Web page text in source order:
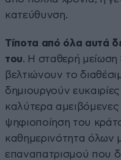
κατεύθυνση.
Τίποτα από όλα αυτά
του. Η σταθερή
βελτιώνουν το
δημιουργούν
καλύτερα αμειβόμενες
ψηφιοποίηση του
καθημερινότητα όλων
επαναπατρισμού που